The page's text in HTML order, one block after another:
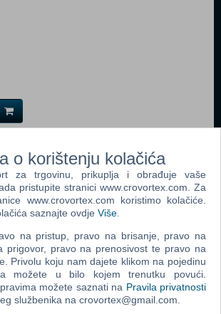
San Andreas (PC)
Vice City (PC)
IV (PC)
Warfare (PC)
(PC)
o korištenju kolačića
za trgovinu, prikuplja i obrađuje vaše
pristupite stranici www.crovortex.com. Za
www.crovortex.com koristimo kolačiće.
saznajte ovdje Više
na pristup, pravo na brisanje, pravo na
prigovor, pravo na prenosivost te pravo na
Privolu koju nam dajete klikom na pojedinu
možete u bilo kojem trenutku povući.
možete saznati na Pravila privatnosti
službenika na crovortex@gmail.com.